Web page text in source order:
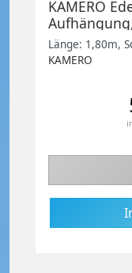
KAMERO
Set zum
Länge: 1,80m,
KAMERO